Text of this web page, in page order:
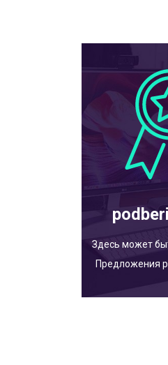
Здесь может
Предложения